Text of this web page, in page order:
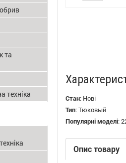
Стан: Нові
Тип:Тюковый
Популярні моделі:
Опис товару
та
техніка